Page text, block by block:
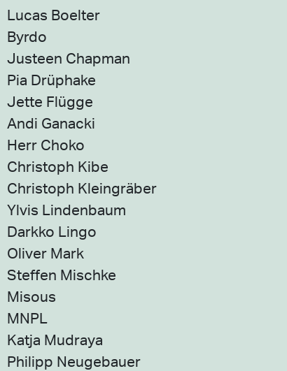
Lucas Boelter
Byrdo
Justeen Chapman
Pia Drüphake
Jette Flügge
Andi Ganacki
Herr Choko
Christoph Kibe
Christoph Kleingräber
Ylvis Lindenbaum
Darkko Lingo
Oliver Mark
Steffen Mischke
Misous
MNPL
Katja Mudraya
Philipp Neugebauer